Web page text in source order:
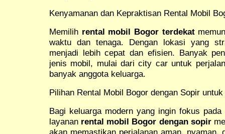
Kenyamanan dan Kepraktisan Rental Mobil
Memilih rental mobil Bogor terdekat
waktu dan tenaga. Dengan lokasi yang
menjadi lebih cepat dan efisien. Banyak
jenis mobil, mulai dari city car untuk
banyak anggota keluarga.
Pilihan Rental Mobil Bogor dengan Sopir
Bagi keluarga modern yang ingin fokus
layanan rental mobil Bogor dengan sopir
akan memastikan perjalanan aman, nyaman,